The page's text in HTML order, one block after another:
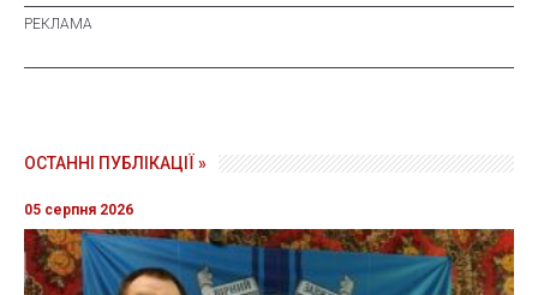
ОСТАННІ ПУБЛІКАЦІЇ »
05 серпня 2026